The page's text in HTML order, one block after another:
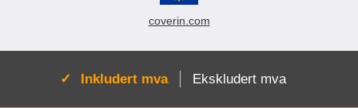
coverin.com
Aktiv:
Inkludert mva Ekskludert mva